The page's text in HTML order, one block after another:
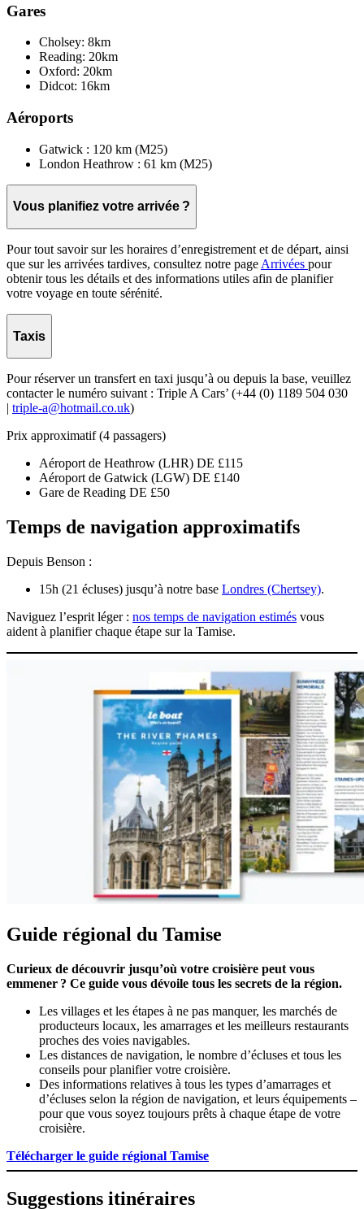
Gares
Cholsey: 8km
Reading: 20km
Oxford: 20km
Didcot: 16km
Aéroports
Gatwick : 120 km (M25)
London Heathrow : 61 km (M25)
Vous planifiez votre arrivée ?
Pour tout savoir sur les horaires d’enregistrement et de départ, ainsi
que sur les arrivées tardives, consultez notre page Arrivées pour
obtenir tous les détails et des informations utiles afin de planifier
votre voyage en toute sérénité.
Taxis
Pour réserver un transfert en taxi jusqu’à ou depuis la base, veuillez
contacter le numéro suivant : Triple A Cars’ (+44 (0) 1189 504 030
| triple-a@hotmail.co.uk)
Prix approximatif (4 passagers)
Aéroport de Heathrow (LHR) DE £115
Aéroport de Gatwick (LGW) DE £140
Gare de Reading DE £50
Temps de navigation approximatifs
Depuis Benson :
15h (21 écluses) jusqu’à notre base Londres (Chertsey).
Naviguez l’esprit léger : nos temps de navigation estimés vous
aident à planifier chaque étape sur la Tamise.
Guide régional du Tamise
Curieux de découvrir jusqu’où votre croisière peut vous
emmener ? Ce guide vous dévoile tous les secrets de la région.
Les villages et les étapes à ne pas manquer, les marchés de
producteurs locaux, les amarrages et les meilleurs restaurants
proches des voies navigables.
Les distances de navigation, le nombre d’écluses et tous les
conseils pour planifier votre croisière.
Des informations relatives à tous les types d’amarrages et
d’écluses selon la région de navigation, et leurs équipements –
pour que vous soyez toujours prêts à chaque étape de votre
croisière.
Télécharger le guide régional Tamise
Suggestions itinéraires